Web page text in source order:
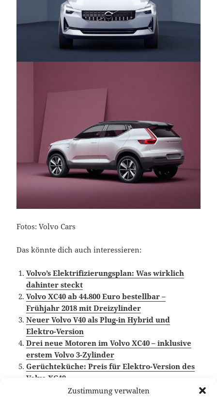
Zustimmung verwalten
Fotos: Volvo Cars
Das könnte dich auch interessieren:
Volvo’s Elektrifizierungsplan: Was wirklich
dahinter steckt
Volvo XC40 ab 44.800 Euro bestellbar –
Frühjahr 2018 mit Dreizylinder
Neuer Volvo V40 als Plug-in Hybrid und
Elektro-Version
Drei neue Motoren im Volvo XC40 – inklusive
erstem Volvo 3-Zylinder
Gerüchteküche: Preis für Elektro-Version des
Volvo XC40